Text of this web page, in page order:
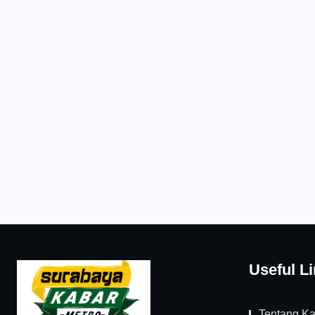
Useful